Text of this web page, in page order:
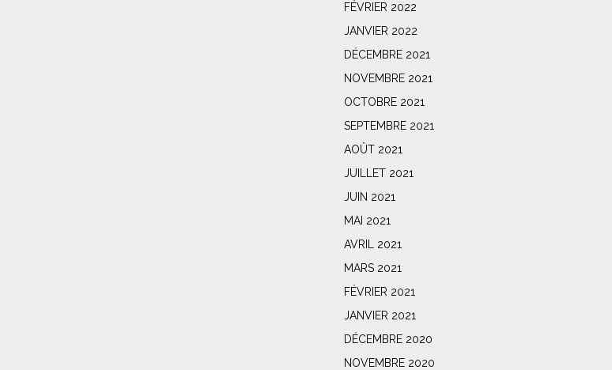
FÉVRIER 2022
JANVIER 2022
DÉCEMBRE 2021
NOVEMBRE 2021
OCTOBRE 2021
SEPTEMBRE 2021
AOÛT 2021
JUILLET 2021
JUIN 2021
MAI 2021
AVRIL 2021
MARS 2021
FÉVRIER 2021
JANVIER 2021
DÉCEMBRE 2020
NOVEMBRE 2020